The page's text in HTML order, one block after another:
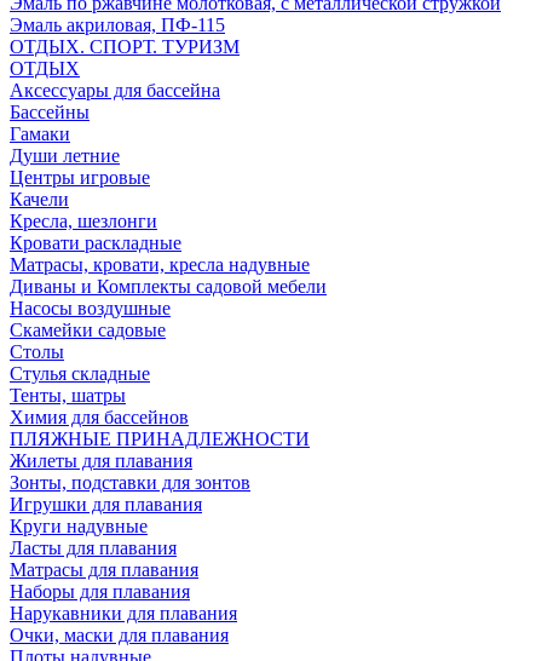
Эмаль акриловая, ПФ-115
ОТДЫХ. СПОРТ. ТУРИЗМ
ОТДЫХ
Аксессуары для бассейна
Бассейны
Гамаки
Души летние
Центры игровые
Качели
Кресла, шезлонги
Кровати раскладные
Матрасы, кровати, кресла надувные
Диваны и Комплекты садовой мебели
Насосы воздушные
Скамейки садовые
Столы
Стулья складные
Тенты, шатры
Химия для бассейнов
ПЛЯЖНЫЕ ПРИНАДЛЕЖНОСТИ
Жилеты для плавания
Зонты, подставки для зонтов
Игрушки для плавания
Круги надувные
Ласты для плавания
Матрасы для плавания
Наборы для плавания
Нарукавники для плавания
Очки, маски для плавания
Плоты надувные